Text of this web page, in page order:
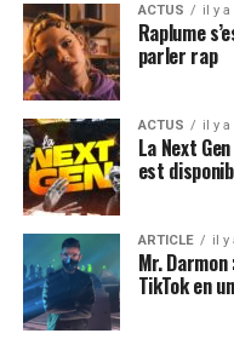
ACTUS il y a
Raplume
parler rap
ACTUS il y a
La Next
est
ARTICLE il y
Mr.
TikTok en